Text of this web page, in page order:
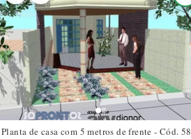
Planta de casa com 5 metros de frente - Cód. 58